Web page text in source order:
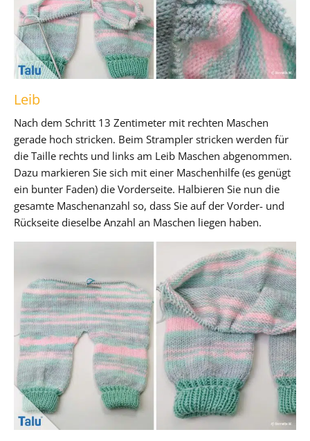
Leib
Nach dem Schritt 13 Zentimeter mit rechten Maschen
gerade hoch stricken. Beim Strampler stricken werden für
die Taille rechts und links am Leib Maschen abgenommen.
Dazu markieren Sie sich mit einer Maschenhilfe (es genügt
ein bunter Faden) die Vorderseite. Halbieren Sie nun die
gesamte Maschenanzahl so, dass Sie auf der Vorder- und
Rückseite dieselbe Anzahl an Maschen liegen haben.